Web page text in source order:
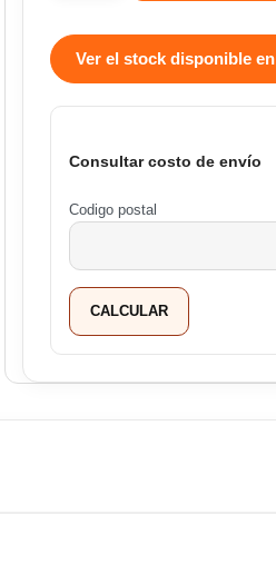
Ver el stock disponible
Consultar costo de envío
Codigo postal
CALCULAR